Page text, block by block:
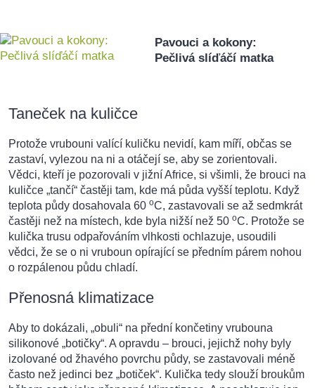
Pavouci a kokony:
Pečlivá slíďáčí matka
Taneček na kuličce
Protože vrubouni valící kuličku nevidí, kam míří, občas se
zastaví, vylezou na ni a otáčejí se, aby se zorientovali.
Vědci, kteří je pozorovali v jižní Africe, si všimli, že brouci na
kuličce „tančí“ častěji tam, kde má půda vyšší teplotu. Když
teplota půdy dosahovala 60 oC, zastavovali se až sedmkrát
častěji než na místech, kde byla nižší než 50 oC. Protože se
kulička trusu odpařováním vlhkosti ochlazuje, usoudili
vědci, že se o ni vruboun opírající se předním párem nohou
o rozpálenou půdu chladí.
Přenosná klimatizace
Aby to dokázali, „obuli“ na přední končetiny vrubouna
silikonové „botičky“. A opravdu – brouci, jejichž nohy byly
izolované od žhavého povrchu půdy, se zastavovali méně
často než jedinci bez „botiček“. Kulička tedy slouží broukům